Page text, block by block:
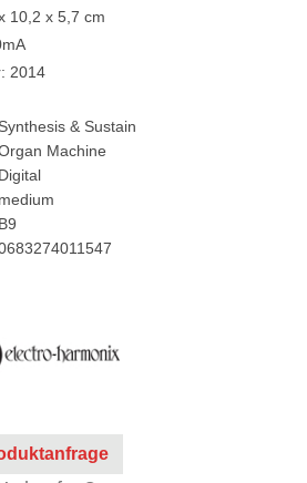
10,2 x 5,7 cm
2014
Synthesis & Sustain
Machine
Digital
medium
B9